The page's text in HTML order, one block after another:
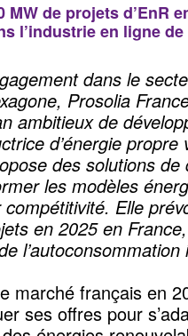
de projets d’EnR
l’industrie en ligne
dans le
Prosolia
ambitieux de
d’énergie propre
des solutions
les modèles
Elle
en 2025 en
l’autoconsommation
marché français en
ses offres pour